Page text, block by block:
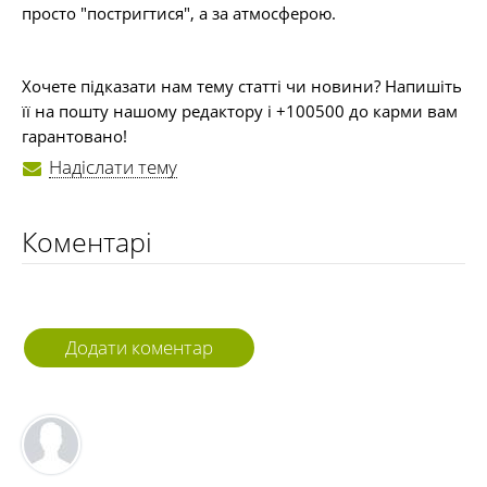
просто "постригтися", а за атмосферою.
Хочете підказати нам тему статті чи новини? Напишіть
її на пошту нашому редактору і +100500 до карми вам
гарантовано!
Надіслати тему
Коментарі
Додати коментар